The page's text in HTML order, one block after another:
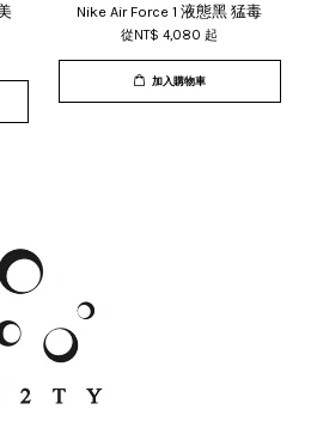
Nike Air Force 1 液態黑 猛毒
從NT$ 4,080起
加入購物車